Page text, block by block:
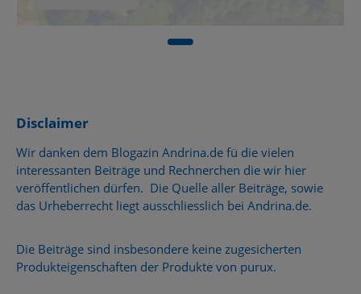
Disclaimer
Wir danken dem Blogazin Andrina.de fü die vielen
interessanten Beiträge und Rechnerchen die wir hier
veröffentlichen dürfen. Die Quelle aller Beiträge, sowie
das Urheberrecht liegt ausschliesslich bei Andrina.de.
Die Beiträge sind insbesondere keine zugesicherten
Produkteigenschaften der Produkte von purux.